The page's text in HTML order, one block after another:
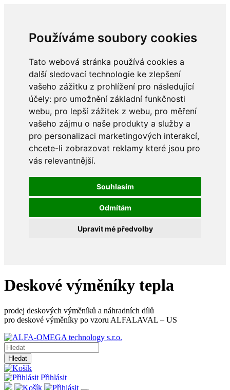
Používáme soubory cookies
Tato webová stránka používá cookies a
další sledovací technologie ke zlepšení
vašeho zážitku z prohlížení pro následující
účely: pro umožnění základní funkčnosti
webu, pro lepší zážitek z webu, pro měření
vašeho zájmu o naše produkty a služby a
pro personalizaci marketingových interakcí,
chcete-li zobrazovat reklamy které jsou pro
vás relevantnější.
Souhlasím
Odmítám
Upravit mé předvolby
Deskové výměníky tepla
prodej deskových výměníků a náhradních dílů
pro deskové výměníky po vzoru ALFALAVAL – US
Hledat
Přihlásit